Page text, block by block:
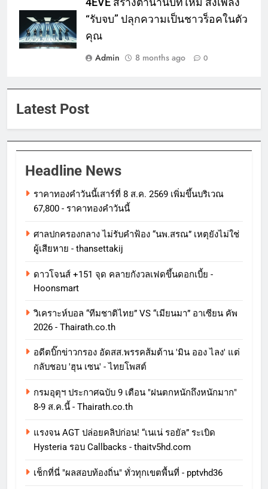
4EVE สร้างตำนานบทใหม่ ส่งเพลง
“รับจบ” ปลุกความเป็นชาวร็อคในตัว
คุณ
Admin
8 months ago 0
Latest Post
Headline News
ราคาทองคําวันนี้เสาร์ที่ 8 ส.ค. 2569 เพิ่มขึ้นบริเวณ
67,800 - ราคาทองคําวันนี้
ศาลปกครองกลาง ไม่รับคำฟ้อง “นพ.สรณ” เหตุยังไม่ใช่
ผู้เสียหาย - thansettakij
ดาวโจนส์ +151 จุด คลายกังวลเฟดขึ้นดอกเบี้ย -
Hoonsmart
วิเคราะห์บอล “ทีมชาติไทย” VS “เมียนมา” อาเซียน คัพ
2026 - Thairath.co.th
อดีตบิ๊กข่าวกรอง อัดสส.พรรคส้มต้าน 'มิน ออง ไลง' แต่
กลับชอบ 'ฮุน เซน' - ไทยโพสต์
กรมอุตุฯ ประกาศฉบับ 9 เตือน "ฝนตกหนักถึงหนักมาก"
8-9 ส.ค.นี้ - Thairath.co.th
แรงจน AGT ปล่อยคลิปก่อน! “เนเน่ รอยัล” ระเบิด
Hysteria รอบ Callbacks - thaitv5hd.com
เช็กที่นี่ "ผลสอบท้องถิ่น" ทั่วทุกเขตพื้นที่ - pptvhd36